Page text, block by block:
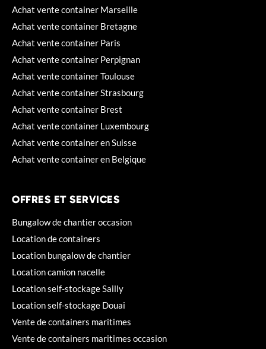
Achat vente container Marseille
Achat vente container Bretagne
Achat vente container Paris
Achat vente container Perpignan
Achat vente container Toulouse
Achat vente container Strasbourg
Achat vente container Brest
Achat vente container Luxembourg
Achat vente container en Suisse
Achat vente container en Belgique
OFFRES ET SERVICES
Bungalow de chantier occasion
Location de containers
Location bungalow de chantier
Location camion nacelle
Location self-stockage Sailly
Location self-stockage Douai
Vente de containers maritimes
Vente de containers maritimes occasion